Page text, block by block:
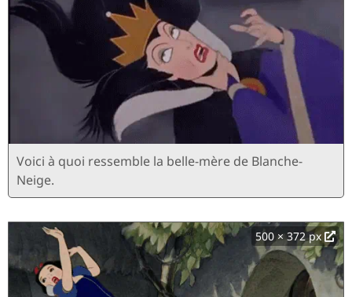
Voici à quoi ressemble la belle-mère de Blanche-
Neige.
500 × 372 px